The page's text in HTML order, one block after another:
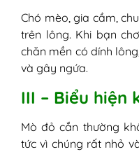
Chó mèo, gia cầm,
trên lông. Khi bạn
chăn mền có dính
và gây ngứa.
III – Biểu hiện
Mò đỏ cắn thường
tức vì chúng rất nhỏ